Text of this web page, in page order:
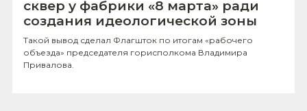
сквер у фабрики «8 марта» ради
создания идеологической зоны
Такой вывод сделал Флагшток по итогам «рабочего
объезда» председателя горисполкома Владимира
Привалова.